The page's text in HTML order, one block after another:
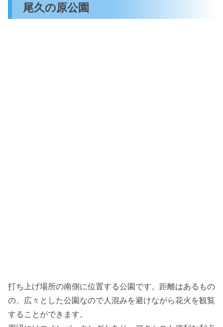
尾久の原公園
打ち上げ場所の南側に位置する公園です。距離はあるもの
の、広々とした公園なので人混みを避けながら花火を観覧
することができます。